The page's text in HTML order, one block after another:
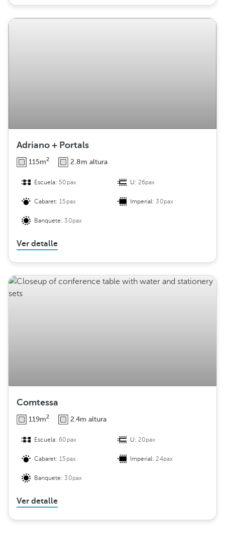
Adriano + Portals
115m2 2.8m altura
Escuela: 50pax U:26pax
Cabaret:15pax Imperial:30pax
Banquete:30pax
Ver detalle
Comtessa
119m2 2.4m altura
Escuela:60pax U:20pax
Cabaret:15pax Imperial:24pax
Banquete:30pax
Ver detalle